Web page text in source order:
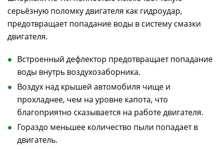
серьёзную поломку двигателя как гидроудар,
предотвращает попадание воды в систему смазки
двигателя.
Встроенный дефлектор предотвращает попадание
воды внутрь воздухозаборника.
Воздух над крышей автомобиля чище и
прохладнее, чем на уровне капота, что
благоприятно сказывается на работе двигателя.
Гораздо меньшее количество пыли попадает в
двигатель.